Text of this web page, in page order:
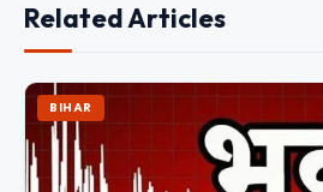
Related Articles
BIHAR